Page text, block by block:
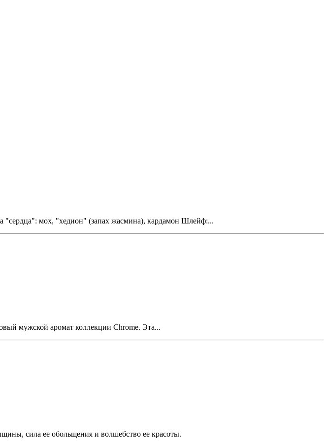
мох, "хедион" (запах жасмина), кардамон Шлейф:...
мужской аромат коллекции Chrome. Эта...
сила ее обольщения и волшебство ее красоты.